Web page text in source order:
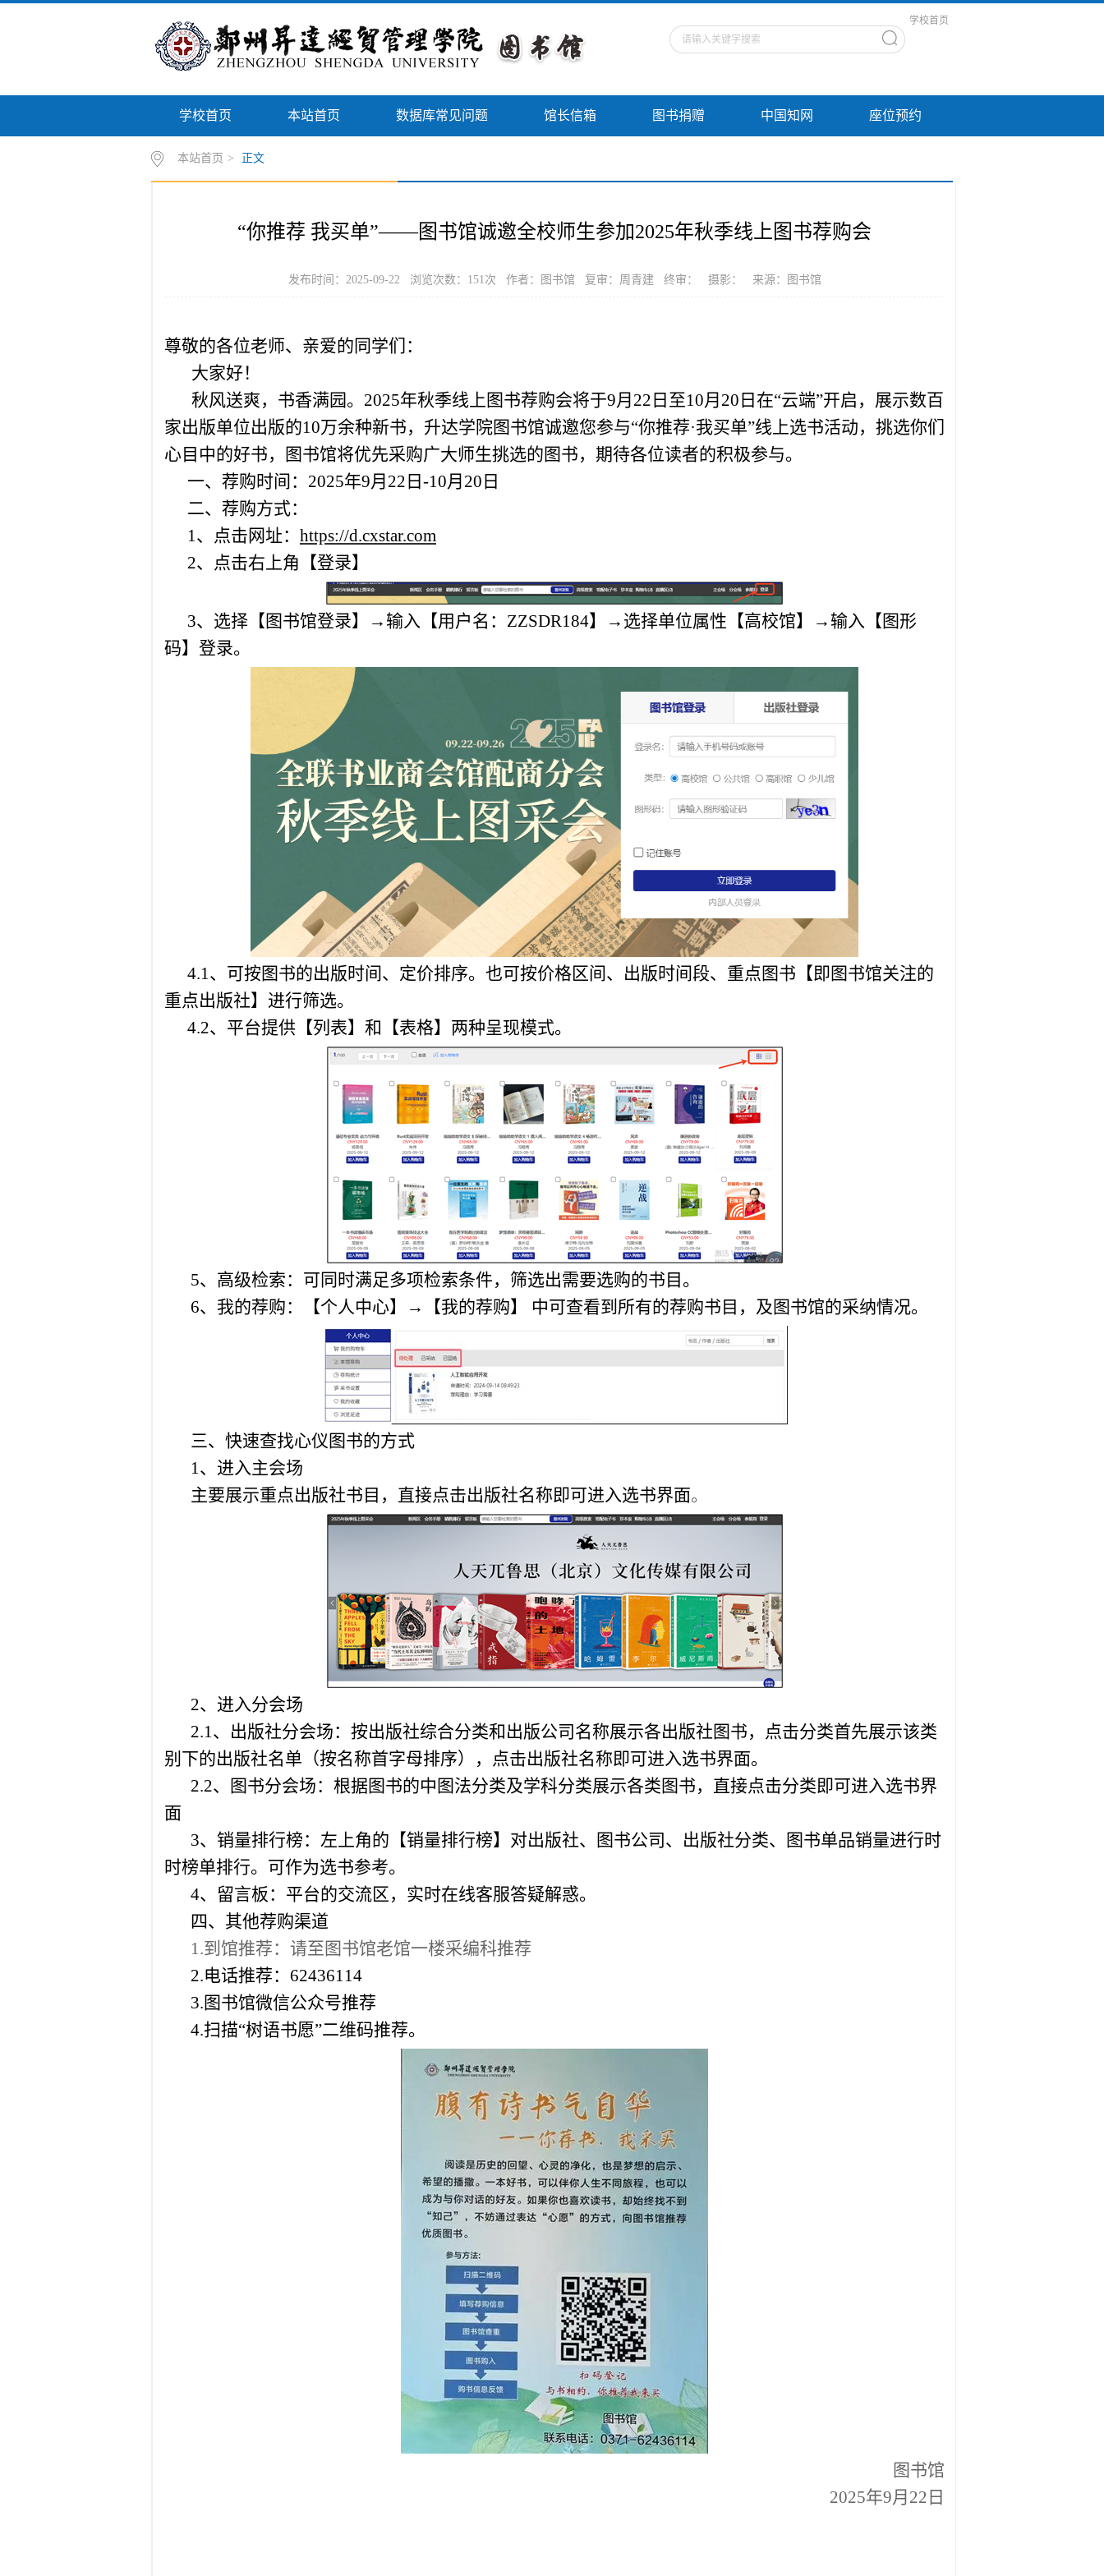
学校首页
学校首页 本站首页 数据库常见问题 馆长信箱 图书捐赠 中国知网 座位预约
本站首页 > 正文
“你推荐 我买单”——图书馆诚邀全校师生参加2025年秋季线上图书荐购会
发布时间：2025-09-22 浏览次数： 151次 作者：图书馆 复审：周青建 终审： 摄影： 来源：图书馆
尊敬的各位老师、亲爱的同学们：
大家好！
秋风送爽，书香满园。2025年秋季线上图书荐购会将于9月22日至10月20日在“云端”开启，展示数百
家出版单位出版的10万余种新书，升达学院图书馆诚邀您参与“你推荐·我买单”线上选书活动，挑选你们
心目中的好书，图书馆将优先采购广大师生挑选的图书，期待各位读者的积极参与。
一、荐购时间：2025年9月22日-10月20日
二、荐购方式：
1、点击网址： https://d.cxstar.com
2、 点击右上角【登录】
3、选择【图书馆登录】→输入【用户名 ：ZZSDR184】→选择单位属性【高校馆】→输入【图形
码】登录。
4.1、可按图书的出版时间、定价排序。也可按价格区间、出版时间段、重点图书【即图书馆关注的
重点出版社】进行筛选。
4.2、平台提供【列表】和【表格】两种呈现模式。
5、高级检索：可同时满足多项检索条件，筛选出需要选购的书目。
6、我的荐购：【个人中心】→【我的荐购】 中可查看到所有的荐购书目，及图书馆的采纳情况。
三、快速查找心仪图书的方式
1、进入主会场
主要展示重点出版社书目，直接点击出版社名称即可进入选书界面。
2、进入分会场
2.1、出版社分会场：按出版社综合分类和出版公司名称展示各出版社图书，点击分类首先展示该类
别下的出版社名单（按名称首字母排序），点击出版社名称即可进入选书界面。
2.2、图书分会场：根据图书的中图法分类及学科分类展示各类图书，直接点击分类即可进入选书界
面
3、销量排行榜：左上角的【销量排行榜】对出版社、图书公司、出版社分类、图书单品销量进行时
时榜单排行。可作为选书参考。
4、留言板：平台的交流区，实时在线客服答疑解惑。
四、其他荐购渠道
1.到馆推荐：请至图书馆老馆一楼采编科推荐
2.电话推荐：62436114
3.图书馆微信公众号推荐
4.扫描“树语书愿”二维码推荐。
图书馆
2025年9月22日